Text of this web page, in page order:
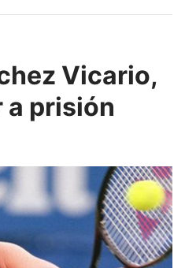
Vicario,
a prisión